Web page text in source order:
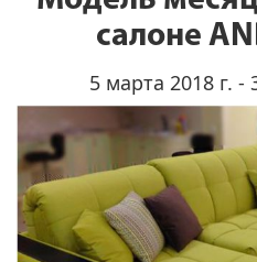
салоне
5 марта 2018 г. -